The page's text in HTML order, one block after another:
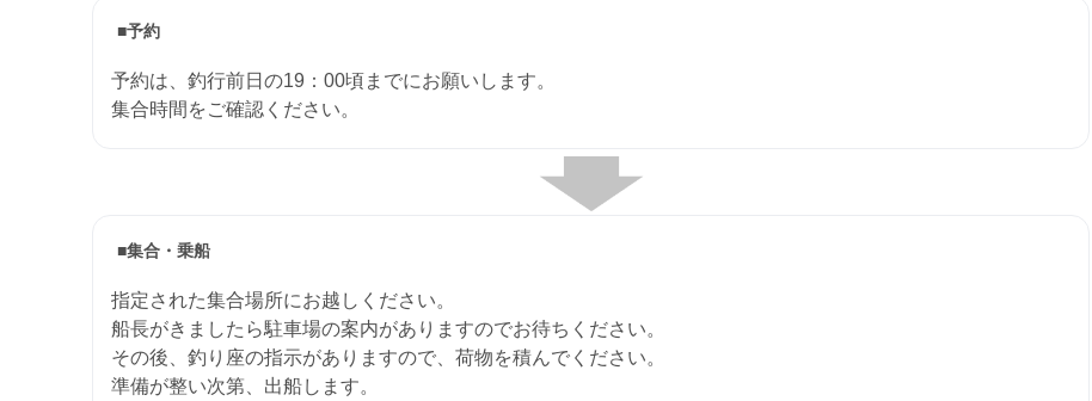
■予約
予約は、釣行前日の19：00頃までにお願いします。
集合時間をご確認ください。
■集合・乗船
指定された集合場所にお越しください。
船長がきましたら駐車場の案内がありますのでお待ちください。
その後、釣り座の指示がありますので、荷物を積んでください。
準備が整い次第、出船します。